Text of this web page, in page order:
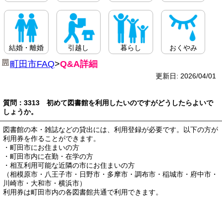
結婚・離婚 引越し 暮らし おくやみ
町田市FAQ>Q&A詳細
更新日: 2026/04/01
質問：3313 初めて図書館を利用したいのですがどうしたらよいで
しょうか。
図書館の本・雑誌などの貸出には、利用登録が必要です。以下の方が
利用券を作ることができます。
・町田市にお住まいの方
・町田市内に在勤・在学の方
・相互利用可能な近隣の市にお住まいの方
（相模原市・八王子市・日野市・多摩市・調布市・稲城市・府中市・
川崎市・大和市・横浜市）
利用券は町田市内の各図書館共通で利用できます。